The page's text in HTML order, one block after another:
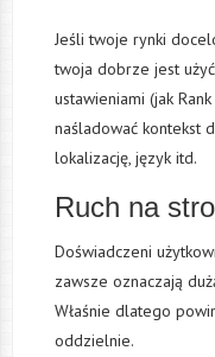
Jeśli twoje rynki
twoja dobrze jest
ustawieniami (jak
naśladować kontekst
lokalizację, język itd.
Ruch na
Doświadczeni
zawsze oznaczają
Właśnie dlatego
oddzielnie.